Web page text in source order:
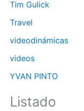
Tim Gulick
Travel
videodinámicas
videos
YVAN PINTO
Listado